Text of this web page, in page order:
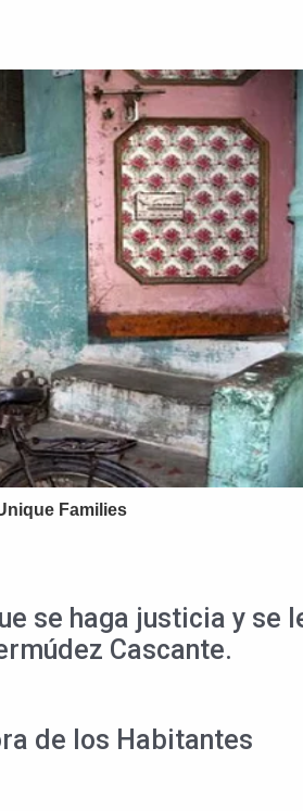
se haga justicia y se
Cascante.
de los Habitantes